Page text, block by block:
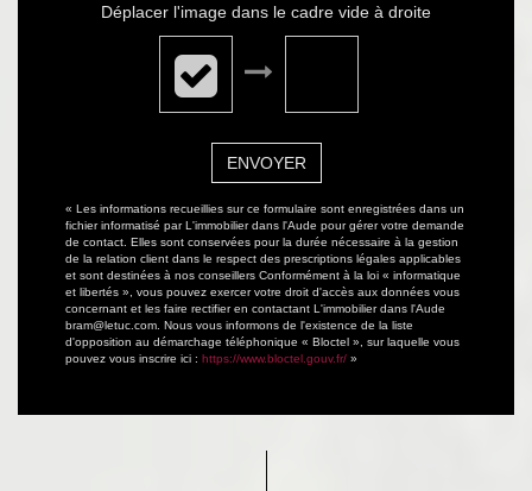
Déplacer l'image dans le cadre vide à droite
ENVOYER
« Les informations recueillies sur ce formulaire sont enregistrées dans un
fichier informatisé par L'immobilier dans l'Aude pour gérer votre demande
de contact. Elles sont conservées pour la durée nécessaire à la gestion
de la relation client dans le respect des prescriptions légales applicables
et sont destinées à nos conseillers Conformément à la loi « informatique
et libertés », vous pouvez exercer votre droit d'accès aux données vous
concernant et les faire rectifier en contactant L'immobilier dans l'Aude
bram@letuc.com. Nous vous informons de l'existence de la liste
d'opposition au démarchage téléphonique « Bloctel », sur laquelle vous
pouvez vous inscrire ici : https://www.bloctel.gouv.fr/ »